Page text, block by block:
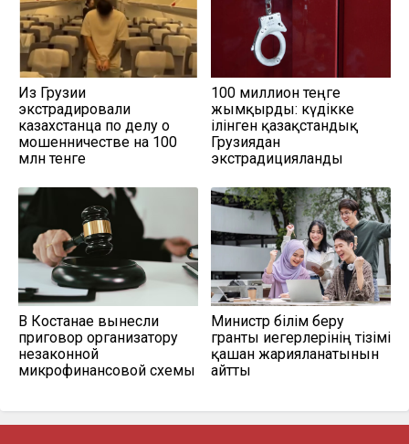
Из Грузии
экстрадировали
казахстанца по делу о
мошенничестве на 100
млн тенге
100 миллион теңге
жымқырды: күдікке
ілінген қазақстандық
Грузиядан
экстрадицияланды
В Костанае вынесли
приговор организатору
незаконной
микрофинансовой схемы
Министр білім беру
гранты иегерлерінің тізімі
қашан жарияланатынын
айтты